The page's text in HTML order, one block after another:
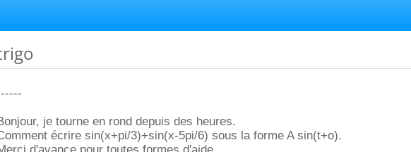
je tourne en rond depuis des heures.
écrire sin(x+pi/3)+sin(x-5pi/6) sous la forme A sin(t+o).